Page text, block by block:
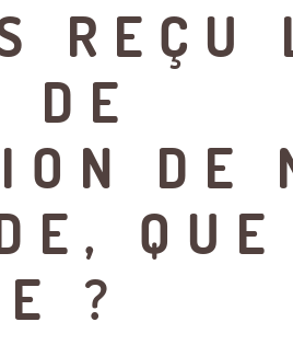
REÇU
DE
DE
QUE
?